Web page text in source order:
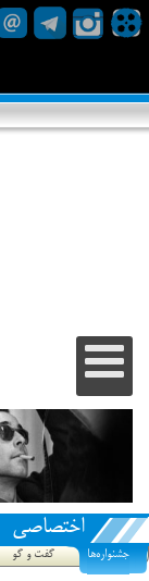
اختصاصی
جشنواره‌ها گفت و گو